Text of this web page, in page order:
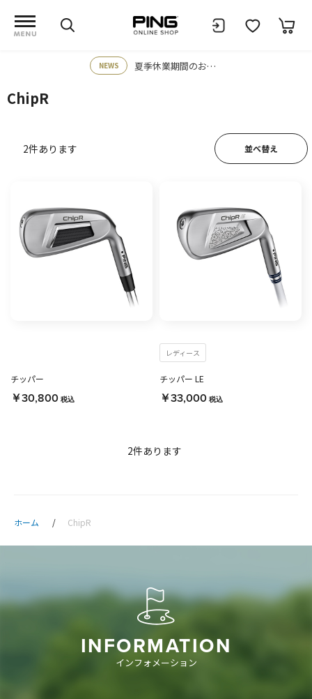
NEWS 夏季休業期間のお知らせ
ChipR
並べ替え
2件あります
チッパー
￥30,800 税込
レディース
チッパー LE
￥33,000 税込
2件あります
ホーム ChipR
INFORMATION
インフォメーション